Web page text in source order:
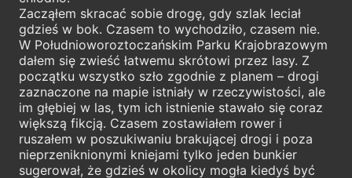
Zacząłem skracać sobie drogę, gdy szlak leciał
gdzieś w bok. Czasem to wychodziło, czasem nie.
W Południoworoztoczańskim Parku Krajobrazowym
dałem się zwieść łatwemu skrótowi przez lasy. Z
początku wszystko szło zgodnie z planem – drogi
zaznaczone na mapie istniały w rzeczywistości, ale
im głębiej w las, tym ich istnienie stawało się coraz
większą fikcją. Czasem zostawiałem rower i
ruszałem w poszukiwaniu brakującej drogi i poza
nieprzeniknionymi kniejami tylko jeden bunkier
sugerował, że gdzieś w okolicy mogła kiedyś być